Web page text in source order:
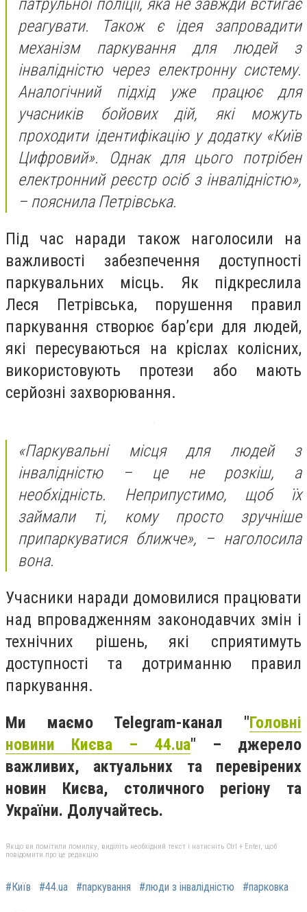
патрульної поліції, яка не завжди встигає
реагувати. Також є ідея запровадити
механізм паркування для людей з
інвалідністю через електронну систему.
Аналогічний підхід уже працює для
учасників бойових дій, які можуть
проходити ідентифікацію у додатку «Київ
Цифровий». Однак для цього потрібен
електронний реєстр осіб з інвалідністю»,
– пояснила Петрівська.
Під час наради також наголосили на
важливості забезпечення доступності
паркувальних місць. Як підкреслила
Леся Петрівська, порушення правил
паркування створює бар’єри для людей,
які пересуваються на кріслах колісних,
використовують протези або мають
серйозні захворювання.
«Паркувальні місця для людей з
інвалідністю – це не розкіш, а
необхідність. Неприпустимо, щоб їх
займали ті, кому просто зручніше
припаркуватися ближче», – наголосила
вона.
Учасники наради домовилися працювати
над впровадженням законодавчих змін і
технічних рішень, які сприятимуть
доступності та дотриманню правил
паркування.
Ми маємо Telegram-канал "Головні
новини Києва – 44.ua" – джерело
важливих, актуальних та перевірених
новин Києва, столичного регіону та
України. Долучайтесь.
Якщо ви помітили помилку, виділіть необхідний текст і натисніть Ctrl + Enter, щоб
повідомити про це редакцію
#Київ #44.ua #паркування #люди з інвалідністю #парковка